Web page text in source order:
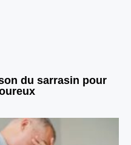
du sarrasin pour